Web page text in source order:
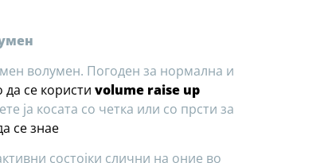
волумен. Погоден за нормална и
да се користи volume raise up
ја косата со четка или со прсти за
се знае
состојки слични на оние во